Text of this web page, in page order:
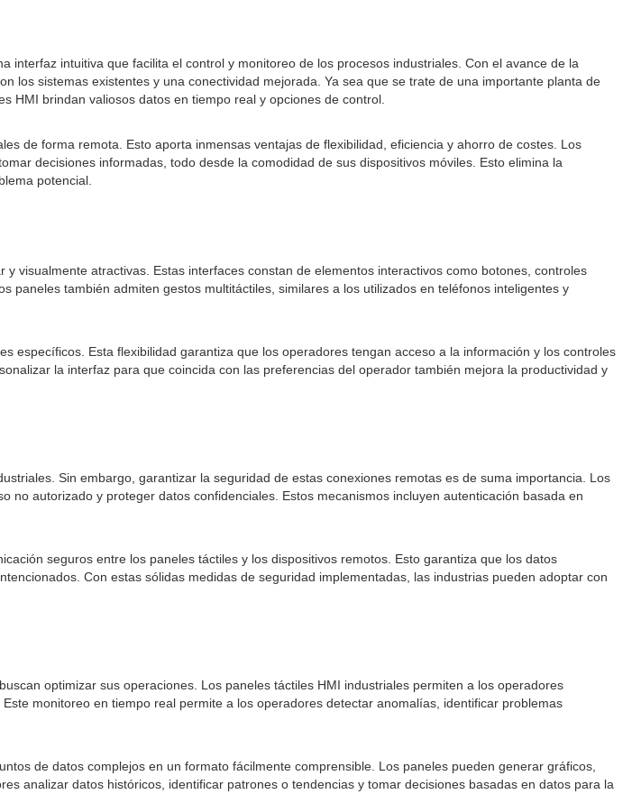
intuitiva que facilita el control y monitoreo de los procesos industriales. Con el avance de la
los sistemas existentes y una conectividad mejorada. Ya sea que se trate de una importante planta de
HMI brindan valiosos datos en tiempo real y opciones de control.
de forma remota. Esto aporta inmensas ventajas de flexibilidad, eficiencia y ahorro de costes. Los
decisiones informadas, todo desde la comodidad de sus dispositivos móviles. Esto elimina la
potencial.
visualmente atractivas. Estas interfaces constan de elementos interactivos como botones, controles
también admiten gestos multitáctiles, similares a los utilizados en teléfonos inteligentes y
específicos. Esta flexibilidad garantiza que los operadores tengan acceso a la información y los controles
la interfaz para que coincida con las preferencias del operador también mejora la productividad y
Sin embargo, garantizar la seguridad de estas conexiones remotas es de suma importancia. Los
autorizado y proteger datos confidenciales. Estos mecanismos incluyen autenticación basada en
seguros entre los paneles táctiles y los dispositivos remotos. Esto garantiza que los datos
Con estas sólidas medidas de seguridad implementadas, las industrias pueden adoptar con
optimizar sus operaciones. Los paneles táctiles HMI industriales permiten a los operadores
monitoreo en tiempo real permite a los operadores detectar anomalías, identificar problemas
de datos complejos en un formato fácilmente comprensible. Los paneles pueden generar gráficos,
analizar datos históricos, identificar patrones o tendencias y tomar decisiones basadas en datos para la